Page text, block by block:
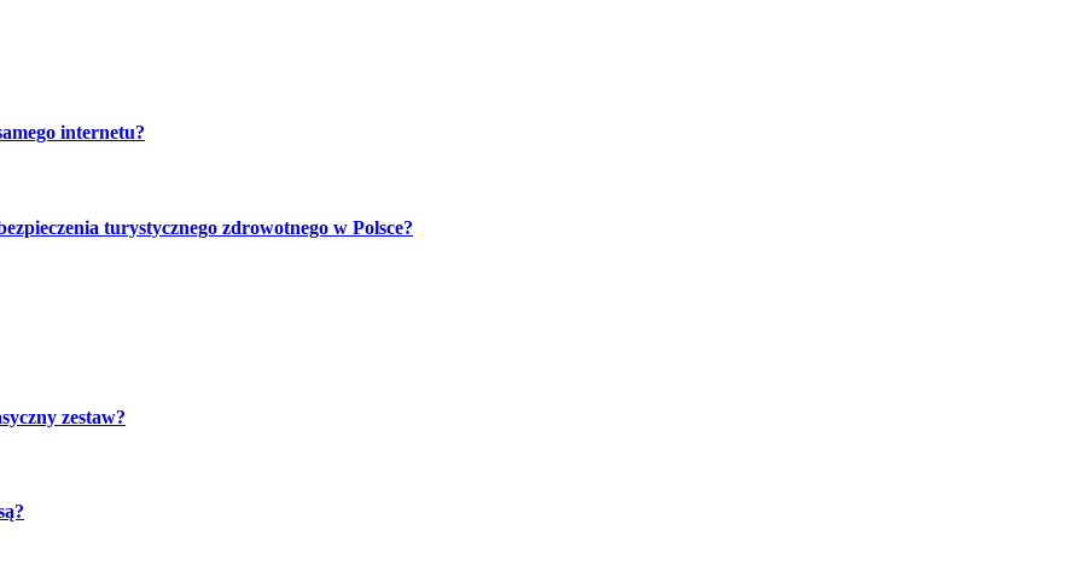
internetu?
turystycznego zdrowotnego w Polsce?
zestaw?